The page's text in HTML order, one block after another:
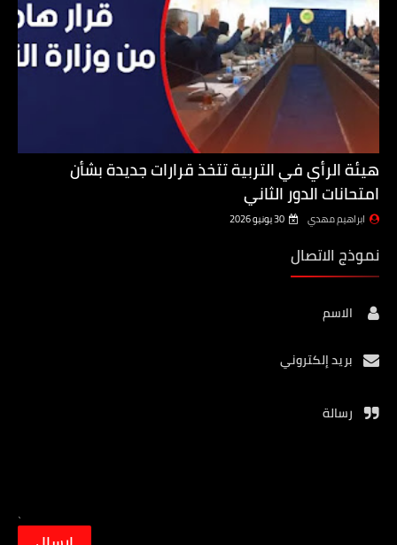
هيئة الرأي في التربية تتخذ قرارات جديدة بشأن
امتحانات الدور الثاني
ابراهيم مهدي 30 يونيو 2026
نموذج الاتصال
الاسم
بريد إلكتروني
رسالة